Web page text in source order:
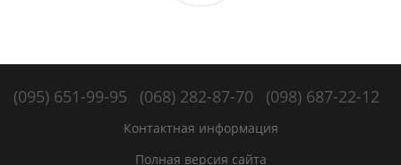
(095) 651-99-95 (068) 282-87-70 (098) 687-22-12
Контактная информация
Полная версия сайта